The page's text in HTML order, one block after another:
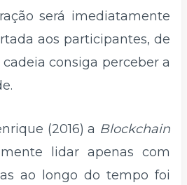
será imediatamente
aos participantes, de
consiga perceber a
(2016) a Blockchain
lidar apenas com
ao longo do tempo foi